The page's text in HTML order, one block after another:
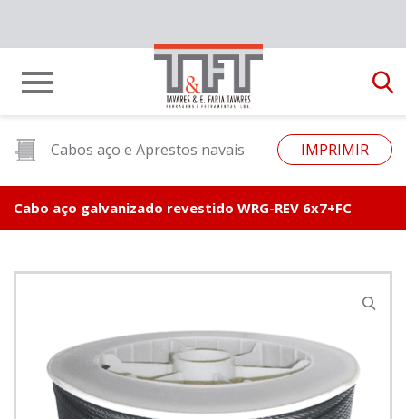
Cabos aço e Aprestos navais IMPRIMIR
Cabo aço galvanizado revestido WRG-REV 6x7+FC